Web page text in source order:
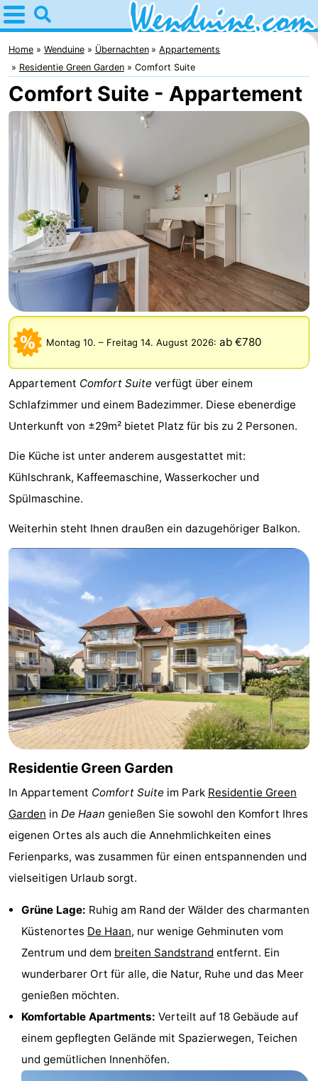
Home
Wenduine
Tipps
Für
kindern
Übernachten
Appartements
Residentie
Green
Garden
Seaside
Blankenberge
Campingplätze
Ferienhäuser
-
Beachside
-
Blankenberger
Duinen
-
Center
Parcs
De
Haan
Hotels
Zimmer
(mit
Frühstück)
Lastminutes
Strand
Sehen
tun
Museen
-
Denkmäler
-
Aussichtspunkte
Attraktionen
-
Rundfahrten
Spielplätze
-
Indoor-
Spielplätze
Bowling
-
Minigolfplätze
Wellness-
Natur
Schwimmbader
Home Wenduine Übernachten
Appartements
Residentie Green Garden
Comfort Suite
Comfort Suite - Appartement
Montag 10. – Freitag 14. August 2026: ab €780
Appartement Comfort Suite verfügt über einem
Schlafzimmer und einem Badezimmer. Diese ebenerdige
Unterkunft von ±29m² bietet Platz für bis zu 2 Personen.
Die Küche ist unter anderem ausgestattet mit:
Kühlschrank, Kaffeemaschine, Wasserkocher und
Spülmaschine.
Weiterhin steht Ihnen draußen ein dazugehöriger Balkon.
Residentie Green Garden
In Appartement Comfort Suite im Park Residentie Green
Garden in De Haan genießen Sie sowohl den Komfort Ihres
eigenen Ortes als auch die Annehmlichkeiten eines
Ferienparks, was zusammen für einen entspannenden und
vielseitigen Urlaub sorgt.
Grüne Lage: Ruhig am Rand der Wälder des charmanten
Küstenortes De Haan, nur wenige Gehminuten vom
Zentrum und dem breiten Sandstrand entfernt. Ein
wunderbarer Ort für alle, die Natur, Ruhe und das Meer
genießen möchten.
Komfortable Apartments: Verteilt auf 18 Gebäude auf
einem gepflegten Gelände mit Spazierwegen, Teichen
und gemütlichen Innenhöfen.